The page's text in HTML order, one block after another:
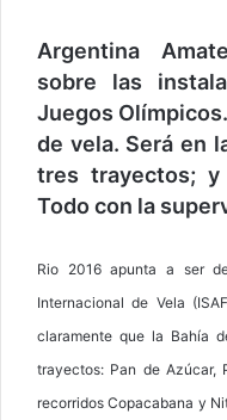
Argentina
sobre las
Juegos
de vela. Será en
tres trayectos; y
Todo con la
Rio 2016 apunta a ser
Internacional de Vela
claramente que la Bahía
trayectos: Pan de Azúcar,
recorridos Copacabana y